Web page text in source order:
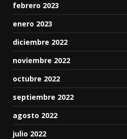
febrero 2023
enero 2023
diciembre 2022
noviembre 2022
octubre 2022
septiembre 2022
agosto 2022
julio 2022